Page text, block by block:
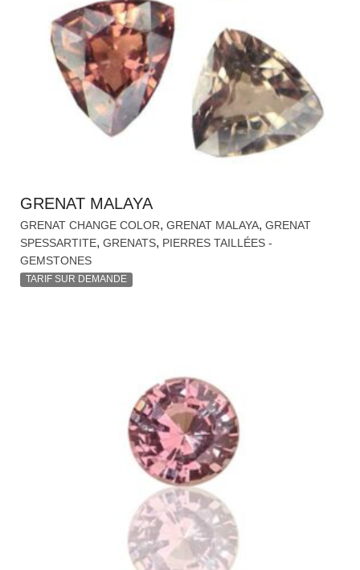
GRENAT MALAYA
GRENAT CHANGE COLOR, GRENAT MALAYA, GRENAT
SPESSARTITE, GRENATS, PIERRES TAILLÉES -
GEMSTONES
TARIF SUR DEMANDE